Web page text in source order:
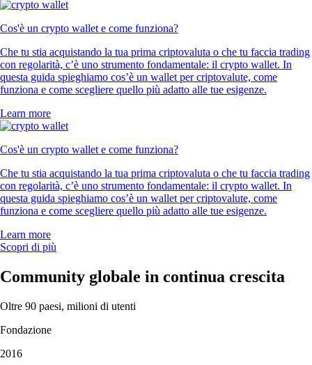
Cos'è un crypto wallet e come funziona?
Che tu stia acquistando la tua prima criptovaluta o che tu faccia trading
con regolarità, c’è uno strumento fondamentale: il crypto wallet. In
questa guida spieghiamo cos’è un wallet per criptovalute, come
funziona e come scegliere quello più adatto alle tue esigenze.
Learn more
Cos'è un crypto wallet e come funziona?
Che tu stia acquistando la tua prima criptovaluta o che tu faccia trading
con regolarità, c’è uno strumento fondamentale: il crypto wallet. In
questa guida spieghiamo cos’è un wallet per criptovalute, come
funziona e come scegliere quello più adatto alle tue esigenze.
Learn more
Scopri di più
Community globale in continua crescita
Oltre 90 paesi, milioni di utenti
Fondazione
2016